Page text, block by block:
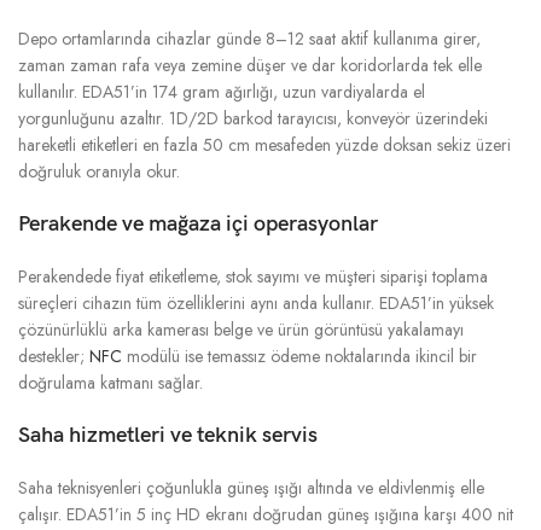
Depo ortamlarında cihazlar günde 8–12 saat aktif kullanıma girer,
zaman zaman rafa veya zemine düşer ve dar koridorlarda tek elle
kullanılır. EDA51’in 174 gram ağırlığı, uzun vardiyalarda el
yorgunluğunu azaltır. 1D/2D barkod tarayıcısı, konveyör üzerindeki
hareketli etiketleri en fazla 50 cm mesafeden yüzde doksan sekiz üzeri
doğruluk oranıyla okur.
Perakende ve mağaza içi operasyonlar
Perakendede fiyat etiketleme, stok sayımı ve müşteri siparişi toplama
süreçleri cihazın tüm özelliklerini aynı anda kullanır. EDA51’in yüksek
çözünürlüklü arka kamerası belge ve ürün görüntüsü yakalamayı
destekler; NFC modülü ise temassız ödeme noktalarında ikincil bir
doğrulama katmanı sağlar.
Saha hizmetleri ve teknik servis
Saha teknisyenleri çoğunlukla güneş ışığı altında ve eldivlenmiş elle
çalışır. EDA51’in 5 inç HD ekranı doğrudan güneş ışığına karşı 400 nit